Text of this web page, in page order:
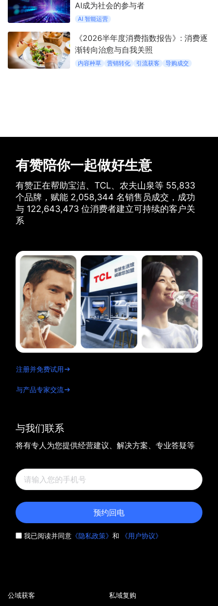
AI成为社会的参与者
AI 智能运营
《2026半年度消费指数报告》: 消费逐
渐转向治愈与自我关照
内容种草 营销转化 引流获客 导购成交
有赞陪你一起做好生意
有赞正在帮助宝洁、TCL、农夫山泉等 55,833
个品牌， 赋能 2,058,344 名销售员成交， 成功
与 122,643,473 位消费者建立可持续的客户关
系
与我们联系
将有专人为您提供经营建议、解决方案、专业答疑等
预约回电
我已阅读并同意 《隐私政策》 和 《用户协议》
注册并免费试用
与产品专家交流
公域获客 私域复购